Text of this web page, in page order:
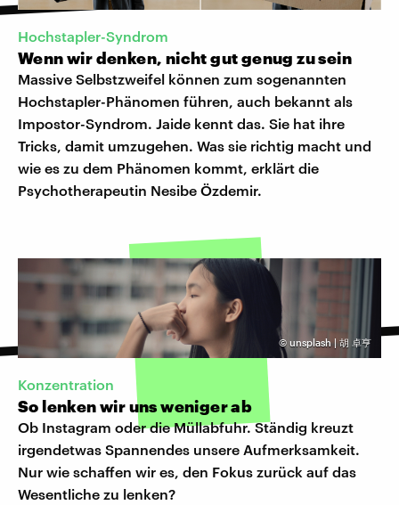
Hochstapler-Syndrom
Wenn wir denken, nicht gut genug zu sein
Massive Selbstzweifel können zum sogenannten
Hochstapler-Phänomen führen, auch bekannt als
Impostor-Syndrom. Jaide kennt das. Sie hat ihre
Tricks, damit umzugehen. Was sie richtig macht und
wie es zu dem Phänomen kommt, erklärt die
Psychotherapeutin Nesibe Özdemir.
© unsplash | 胡 卓亨
Konzentration
So lenken wir uns weniger ab
Ob Instagram oder die Müllabfuhr. Ständig kreuzt
irgendetwas Spannendes unsere Aufmerksamkeit.
Nur wie schaffen wir es, den Fokus zurück auf das
Wesentliche zu lenken?